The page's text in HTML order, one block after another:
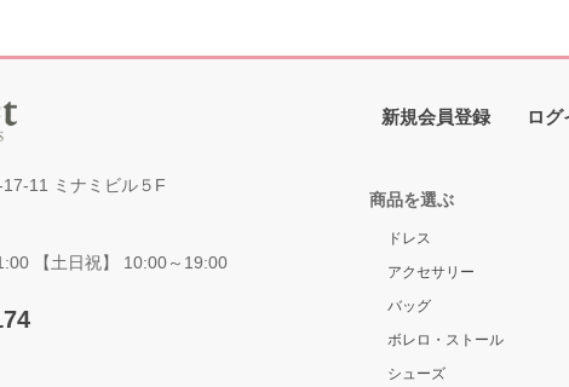
「シンデレ
は店頭まで
ズを展開するかは検討中です。お客
も、、、？なのでぜひご要望あれば
お知らせください♪ノーマルバージョ
うです♡とにか
を抑えたおしゃ
ます♪そして！
こちらです！！
ーパフスリーブ
ンドレスでロン
デザインのドレ
11 ミナミビル５F
【土日祝】 10:00～19:00
新規会員登録 ログ
商品を選ぶ
ドレス
アクセサリー
バッグ
ボレロ・ストール
シューズ